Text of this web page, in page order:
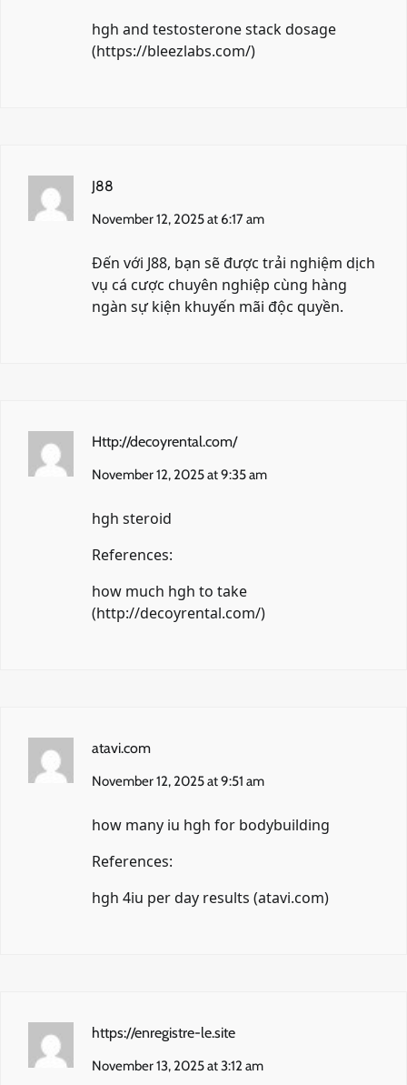
hgh and testosterone stack dosage
(https://bleezlabs.com/)
J88
November 12, 2025 at 6:17 am
Đến với J88, bạn sẽ được trải nghiệm dịch
vụ cá cược chuyên nghiệp cùng hàng
ngàn sự kiện khuyến mãi độc quyền.
Http://decoyrental.com/
November 12, 2025 at 9:35 am
hgh steroid
References:
how much hgh to take
(http://decoyrental.com/)
atavi.com
November 12, 2025 at 9:51 am
how many iu hgh for bodybuilding
References:
hgh 4iu per day results (atavi.com)
https://enregistre-le.site
November 13, 2025 at 3:12 am